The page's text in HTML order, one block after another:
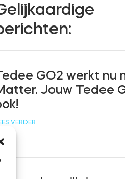
GO2 werkt nu
Jouw Tedee
VERDER